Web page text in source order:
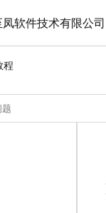
软件技术有限公司
程